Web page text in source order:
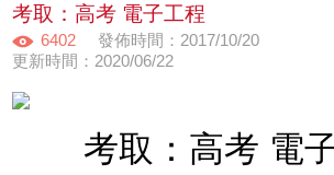
考取：高考 電子工程
6402
發佈時間：2017/10/20
更新時間：2020/06/22
考取：高考 電